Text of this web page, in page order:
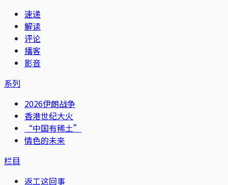
速递
解读
评论
播客
影音
系列
2026伊朗战争
香港世纪大火
“中国有稀土”
情色的未来
栏目
返工这回事